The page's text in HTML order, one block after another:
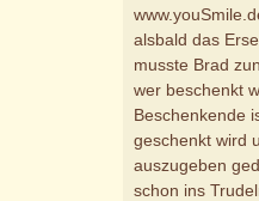
alsbald das
musste Brad
wer beschenkt
Beschenkende
geschenkt wird
auszugeben
schon ins